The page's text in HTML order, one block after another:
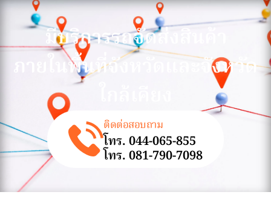
มีบริการรถจัดส่งสินค้า
ภายในพื้นที่จังหวัดและจังหวัด
ติดต่อสอบถาม
โทร. 044-065-855
โทร. 081-790-7098